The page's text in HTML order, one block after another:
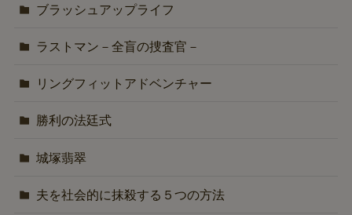
ブラッシュアップライフ
ラストマン－全盲の捜査官－
リングフィットアドベンチャー
勝利の法廷式
城塚翡翠
夫を社会的に抹殺する５つの方法